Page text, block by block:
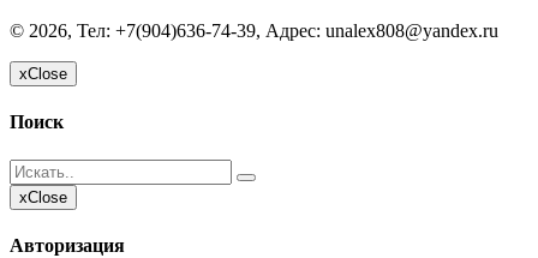
© 2026, Тел: +7(904)636-74-39, Адрес: unalex808@yandex.ru
xClose
Поиск
xClose
Авторизация